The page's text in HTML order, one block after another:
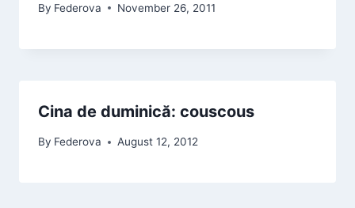
By Federova November 26, 2011
Cina de duminică: couscous
By Federova August 12, 2012